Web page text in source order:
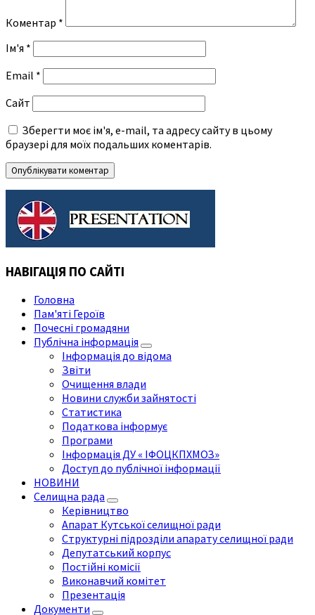
Коментар *
Ім'я *
Email *
Сайт
Зберегти моє ім'я, e-mail, та адресу сайту в цьому
браузері для моїх подальших коментарів.
НАВІГАЦІЯ ПО САЙТІ
Головна
Пам'яті Героїв
Почесні громадяни
Публічна інформація
Інформація до відома
Звіти
Очищення влади
Новини служби зайнятості
Статистика
Податкова інформує
Програми
Інформація ДУ « ІФОЦКПХМОЗ»
Доступ до публічної інформації
НОВИНИ
Селищна рада
Керівництво
Апарат Кутської селищної ради
Структурні підрозділи апарату селищної ради
Депутатський корпус
Постійні комісії
Виконавчий комітет
Презентація
Документи